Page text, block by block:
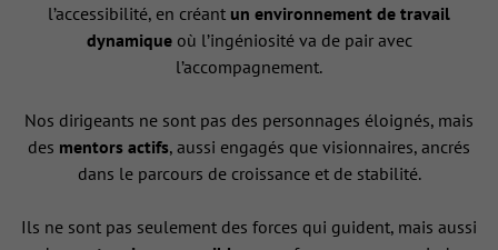
l’accessibilité, en créant un environnement de travail
dynamique où l’ingéniosité va de pair avec
l’accompagnement.
Nos dirigeants ne sont pas des personnages éloignés, mais
des mentors actifs, aussi engagés que visionnaires, ancrés
dans le parcours de croissance et de stabilité.
Ils ne sont pas seulement des forces qui guident, mais aussi